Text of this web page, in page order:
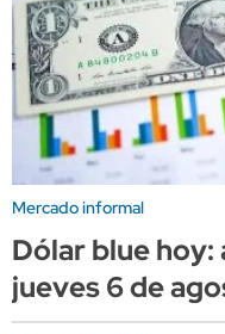
Mercado informal
Dólar blue
jueves 6 de